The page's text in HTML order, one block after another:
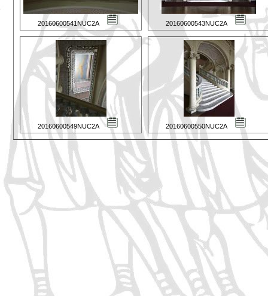
20160600541NUC2A 20160600543NUC2A
20160600549NUC2A 20160600550NUC2A